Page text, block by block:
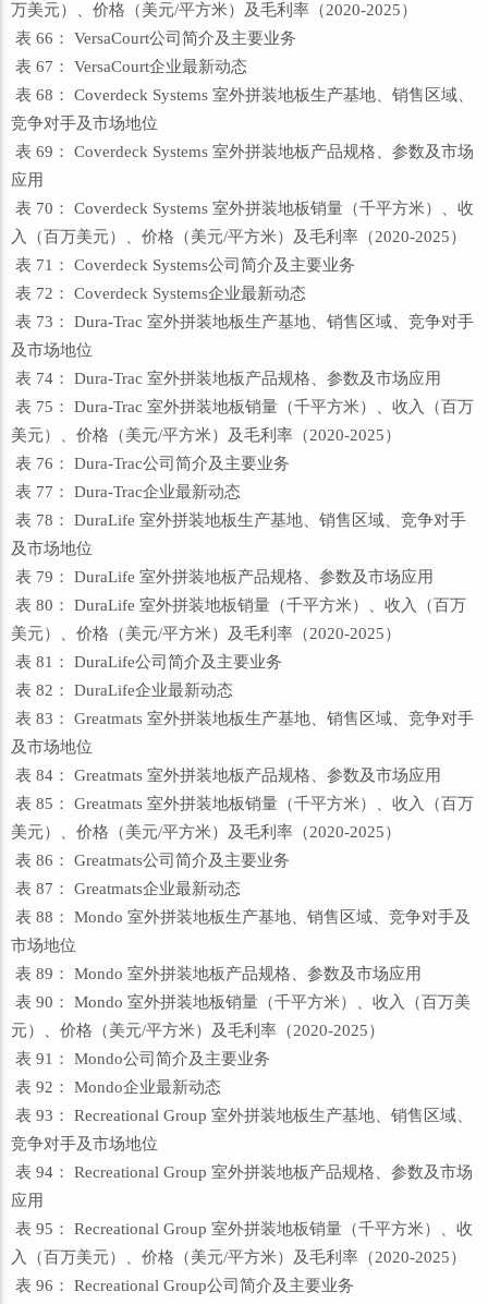
万美元）、价格（美元/平方米）及毛利率（2020-2025）
表 66： VersaCourt公司简介及主要业务
表 67： VersaCourt企业最新动态
表 68： Coverdeck Systems 室外拼装地板生产基地、销售区域、
竞争对手及市场地位
表 69： Coverdeck Systems 室外拼装地板产品规格、参数及市场
应用
表 70： Coverdeck Systems 室外拼装地板销量（千平方米）、收
入（百万美元）、价格（美元/平方米）及毛利率（2020-2025）
表 71： Coverdeck Systems公司简介及主要业务
表 72： Coverdeck Systems企业最新动态
表 73： Dura-Trac 室外拼装地板生产基地、销售区域、竞争对手
及市场地位
表 74： Dura-Trac 室外拼装地板产品规格、参数及市场应用
表 75： Dura-Trac 室外拼装地板销量（千平方米）、收入（百万
美元）、价格（美元/平方米）及毛利率（2020-2025）
表 76： Dura-Trac公司简介及主要业务
表 77： Dura-Trac企业最新动态
表 78： DuraLife 室外拼装地板生产基地、销售区域、竞争对手
及市场地位
表 79： DuraLife 室外拼装地板产品规格、参数及市场应用
表 80： DuraLife 室外拼装地板销量（千平方米）、收入（百万
美元）、价格（美元/平方米）及毛利率（2020-2025）
表 81： DuraLife公司简介及主要业务
表 82： DuraLife企业最新动态
表 83： Greatmats 室外拼装地板生产基地、销售区域、竞争对手
及市场地位
表 84： Greatmats 室外拼装地板产品规格、参数及市场应用
表 85： Greatmats 室外拼装地板销量（千平方米）、收入（百万
美元）、价格（美元/平方米）及毛利率（2020-2025）
表 86： Greatmats公司简介及主要业务
表 87： Greatmats企业最新动态
表 88： Mondo 室外拼装地板生产基地、销售区域、竞争对手及
市场地位
表 89： Mondo 室外拼装地板产品规格、参数及市场应用
表 90： Mondo 室外拼装地板销量（千平方米）、收入（百万美
元）、价格（美元/平方米）及毛利率（2020-2025）
表 91： Mondo公司简介及主要业务
表 92： Mondo企业最新动态
表 93： Recreational Group 室外拼装地板生产基地、销售区域、
竞争对手及市场地位
表 94： Recreational Group 室外拼装地板产品规格、参数及市场
应用
表 95： Recreational Group 室外拼装地板销量（千平方米）、收
入（百万美元）、价格（美元/平方米）及毛利率（2020-2025）
表 96： Recreational Group公司简介及主要业务